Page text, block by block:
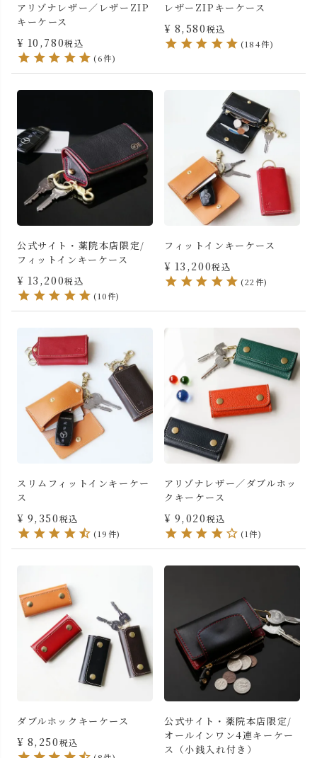
アリゾナレザー／レザーZIP
キーケース
¥ 10,780税込
(6件)
レザーZIPキーケース
¥ 8,580税込
(184件)
公式サイト・薬院本店限定/
フィットインキーケース
¥ 13,200税込
(10件)
フィットインキーケース
¥ 13,200税込
(22件)
スリムフィットインキーケー
ス
¥ 9,350税込
(19件)
アリゾナレザー／ダブルホッ
クキーケース
¥ 9,020税込
(1件)
ダブルホックキーケース
¥ 8,250税込
公式サイト・薬院本店限定/
オールインワン4連キーケー
ス（小銭入れ付き）